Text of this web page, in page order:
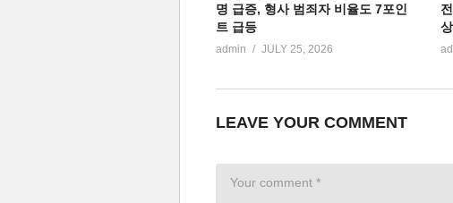
명 급증, 형사 범죄자 비율도 7포인
트 급등
admin JULY 25, 2026
LEAVE YOUR COMMENT